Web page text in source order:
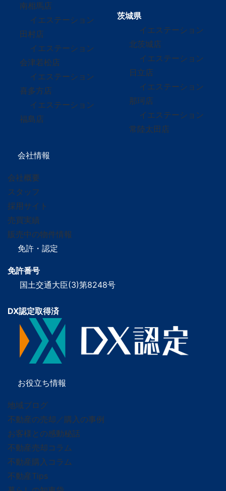
南相馬店
イエステーション
田村店
イエステーション
会津若松店
イエステーション
喜多方店
イエステーション
福島店
茨城県
イエステーション
北茨城店
イエステーション
日立店
イエステーション
那珂店
イエステーション
常陸太田店
会社情報
会社概要
スタッフ
採用サイト
売買実績
販売中の物件情報
免許・認定
免許番号
国土交通大臣(3)第8248号
DX認定取得済
お役立ち情報
地域ブログ
不動産の売却／購入の事例
お客様との感動秘話
不動産売却コラム
不動産購入コラム
不動産Tips